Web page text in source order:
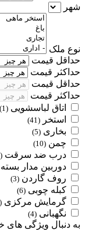
شهر
نوع ملک
حداقل قیمت
حداکثر قیمت
حداقل قیمت
حداکثر قیمت
اتاق لباسشویی (1)
استخر (41)
بخاری (5)
چمن (10)
درب ضد سرقت (4)
دوربین مدار بسته
روف گاردن (3)
کبله چوبی (6)
گرمایش مرکزی (1)
نگهبانی (4)
به دنبال ویژگی